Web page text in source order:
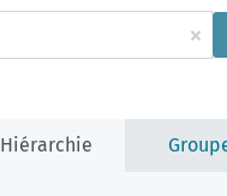
×
Hiérarchie